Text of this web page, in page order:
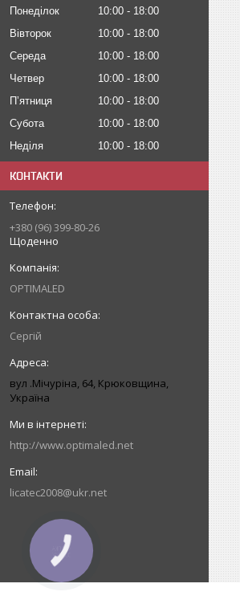
Понеділок 10:00
18:00
Вівторок
10:00
18:00
Середа
10:00
18:00
Четвер
10:00
18:00
Пʼятниця
10:00
18:00
Субота
10:00
18:00
Неділя
10:00 18:00
КОНТАКТИ
+380 (96) 399-80-26
Щоденно
OPTIMALED
Сергій
вул .Мічуріна, 64, Крюковщина,
Україна
http://www.optimaled.net
licatec2008@ukr.net
КНОПКА
ЗВ'ЯЗКУ